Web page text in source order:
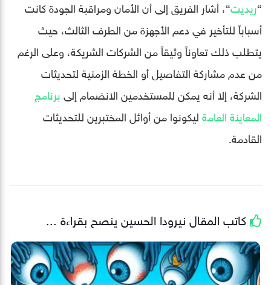
“ريديت“، أشار الفريق إلى أن الأمان ومراقبة الجودة كانت
أسباباً للتأخير في دعم الأجهزة من الطرف الثالث، حيث
يتطلب ذلك تعاوناً وثيقاً من الشركات الشريكة، وعلى الرغم
من عدم مشاركة التفاصيل أو الخطة الزمنية لتحديثات
الشركة، إلا أنه يمكن للمستخدمين الانضمام إلىبرنامج
المعاينة العامةليكونوا من أوائل المختبرين للتحديثات
القادمة.
كاتب المقال نيرودا الحسين ينصح بقراءة ...